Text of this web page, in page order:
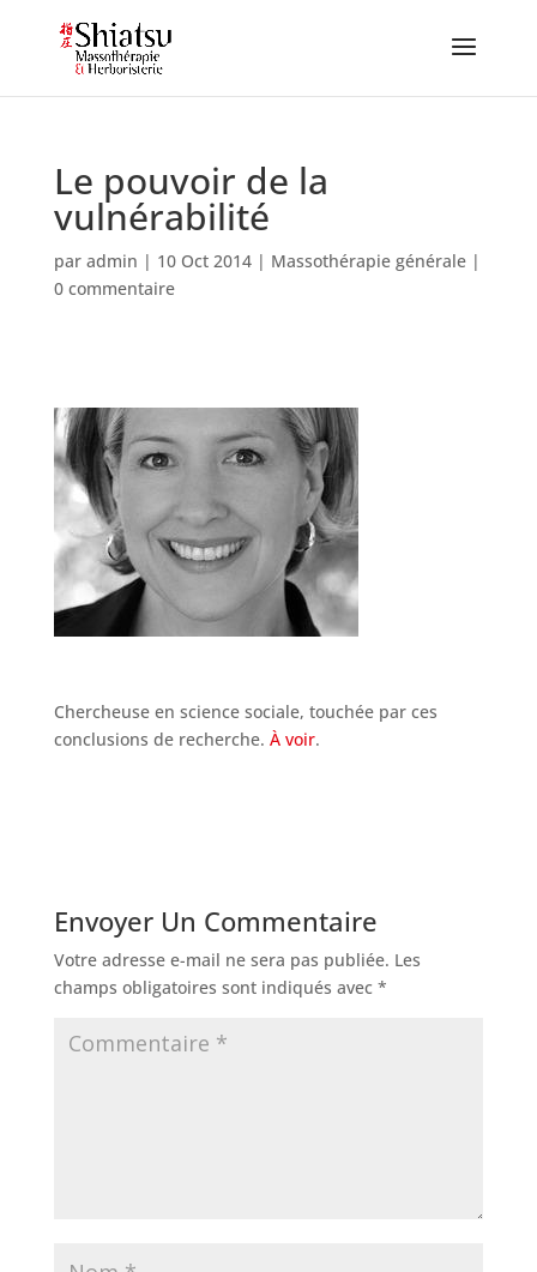
Le pouvoir de la
vulnérabilité
par admin | 10 Oct 2014| Massothérapie générale|
0 commentaire
Chercheuse en science sociale, touchée par ces
conclusions de recherche. À voir.
Envoyer Un Commentaire
Votre adresse e-mail ne sera pas publiée. Les
champs obligatoires sont indiqués avec *